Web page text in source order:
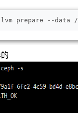
lvm prepare --data /